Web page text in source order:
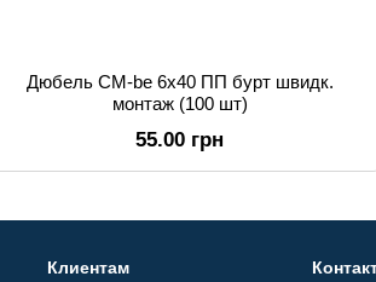
Дюбель СМ-be 6x40 ПП бурт швидк.
монтаж (100 шт)
55.00 грн
Клиентам